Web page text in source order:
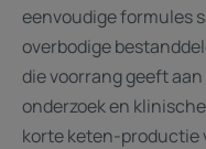
eenvoudige formules
overbodige
die voorrang geeft
onderzoek en
korte keten-productie